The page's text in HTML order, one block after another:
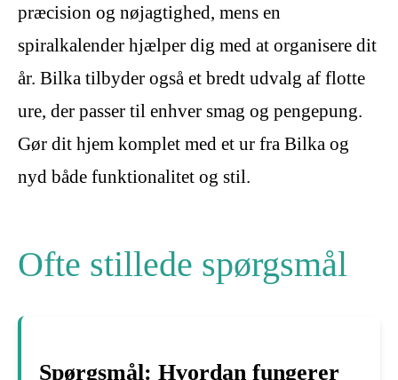
præcision og nøjagtighed, mens en
spiralkalender hjælper dig med at organisere dit
år. Bilka tilbyder også et bredt udvalg af flotte
ure, der passer til enhver smag og pengepung.
Gør dit hjem komplet med et ur fra Bilka og
nyd både funktionalitet og stil.
Ofte stillede spørgsmål
Spørgsmål: Hvordan fungerer